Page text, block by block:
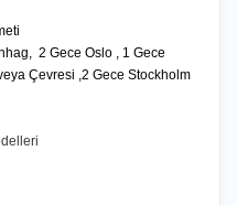
iptal, değişiklik ve devir
kabul ettiğini beyan eder.
iletilen asıl sözleşmedir.
sözleşme hükümlerini
2 Gece Oslo , 1 Gece
Çevresi ,2 Gece Stockholm